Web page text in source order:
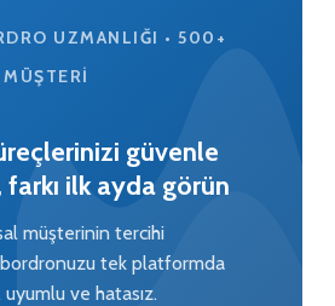
UZMANLIĞI • 500+
güvenle
ilk ayda görün
müşterinin tercihi
tek platformda
uyumlu ve hatasız.